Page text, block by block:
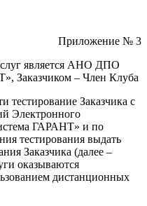
Приложение № 3
является АНО ДПО
Заказчиком – Член Клуба
тестирование Заказчика с
Электронного
ГАРАНТ» и по
тестирования выдать
Заказчика (далее –
оказываются
дистанционных